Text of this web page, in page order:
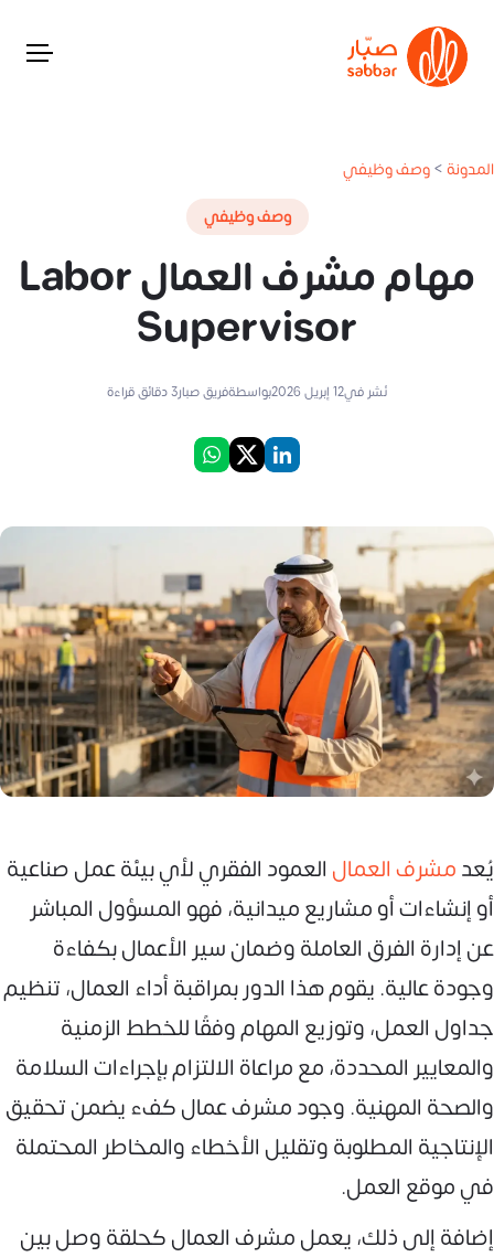
المدونة>وصف وظيفي
وصف وظيفي
مهام مشرف العمال Labor
Supervisor
نُشر في12 إبريل 2026 بواسطةفريق صبار3دقائق قراءة
يُعدمشرف العمال العمود الفقري لأي بيئة عمل صناعية
أو إنشاءات أو مشاريع ميدانية، فهو المسؤول المباشر
عن إدارة الفرق العاملة وضمان سير الأعمال بكفاءة
وجودة عالية. يقوم هذا الدور بمراقبة أداء العمال، تنظيم
جداول العمل، وتوزيع المهام وفقًا للخطط الزمنية
والمعايير المحددة، مع مراعاة الالتزام بإجراءات السلامة
والصحة المهنية. وجود مشرف عمال كفء يضمن تحقيق
الإنتاجية المطلوبة وتقليل الأخطاء والمخاطر المحتملة
في موقع العمل.
إضافة إلى ذلك، يعمل مشرف العمال كحلقة وصل بين